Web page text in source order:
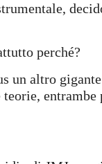
perché?
un altro
entrambe